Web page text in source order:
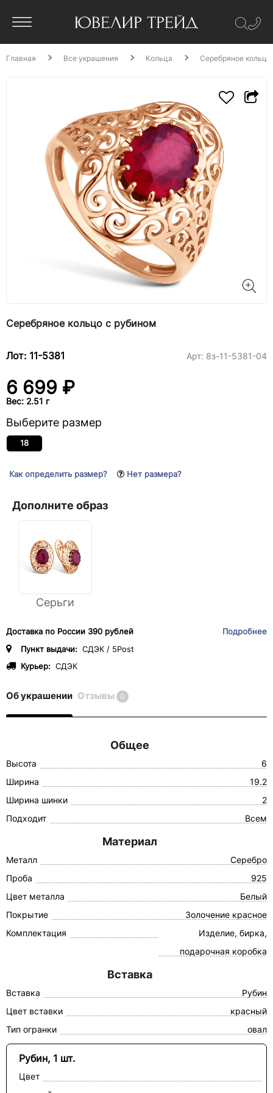
Главная Все украшения Кольца Серебряное
Серебряное кольцо с рубином
Лот: 11-5381 Арт: 8з-11-5381-04
6 699 ₽
Вес: 2.51 г
Выберите размер
18
Как определить размер? Нет размера?
Дополните образ
Серьги
Доставка по России 390 рублей
Подробнее
Пункт выдачи: СДЭК / 5Post
Курьер: СДЭК
Об украшении Отзывы 0
Общее
Высота
6
Ширина
19.2
Ширина шинки
2
Подходит
Всем
Материал
Металл
Серебро
Проба
925
Цвет металла
Белый
Покрытие
Золочение красное
Комплектация
Изделие, бирка,
подарочная коробка
Вставка
Вставка
Рубин
Цвет вставки
красный
Тип огранки
овал
Рубин, 1 шт.
Цвет